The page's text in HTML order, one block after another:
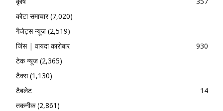
कोटा समाचार(7,020)
गैजेट्स न्यूज़ (2,519)
जिंस | वायदा कारोबार
930
टेक न्यूज (2,365)
टैक्स(1,130)
टैबलेट
14
तकनीक(2,861)